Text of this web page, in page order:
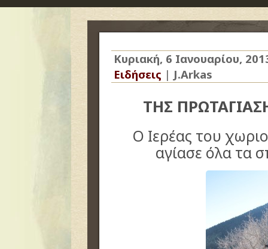
Κυριακή, 6 Ιανουαρίου,
Ειδήσεις | J.Arkas
ΤΗΣ
Ο Ιερέας του
αγίασε όλα τα